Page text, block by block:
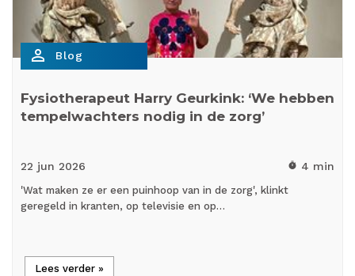
person_outline Blog
Fysiotherapeut Harry Geurkink: ‘We hebben
tempelwachters nodig in de zorg’
22 jun 2026 timer 4 min
'Wat maken ze er een puinhoop van in de zorg', klinkt
geregeld in kranten, op televisie en op…
Lees verder »